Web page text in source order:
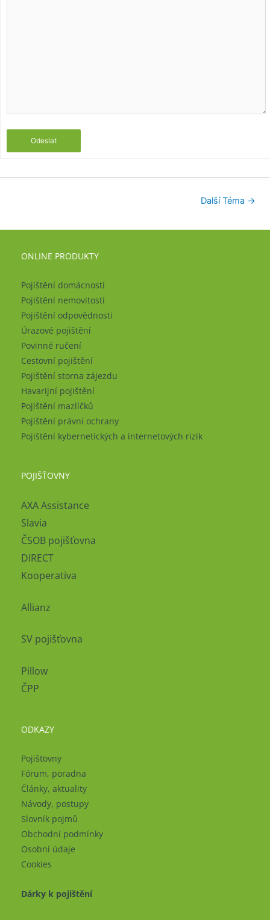
Odeslat
Další Téma →
ONLINE PRODUKTY
Pojištění domácnosti
Pojištění nemovitosti
Pojištění odpovědnosti
Úrazové pojištění
Povinné ručení
Cestovní pojištění
Pojištění storna zájezdu
Havarijní pojištění
Pojištění mazlíčků
Pojištění právní ochrany
Pojištění kybernetických a internetových rizik
POJIŠŤOVNY
AXA Assistance
Slavia
ČSOB pojišťovna
DIRECT
Kooperativa
Allianz
SV pojišťovna
Pillow
ČPP
ODKAZY
Pojišťovny
Fórum, poradna
Články, aktuality
Návody, postupy
Slovník pojmů
Obchodní podmínky
Osobní údaje
Cookies
Dárky k pojištění